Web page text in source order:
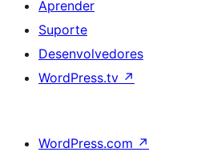
Aprender
Suporte
Desenvolvedores
WordPress.tv ↗
WordPress.com ↗